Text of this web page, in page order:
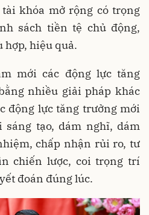
khóa mở rộng có trọng
sách tiền tệ chủ động,
hiệu quả.
mới các động lực tăng
nhiều giải pháp khác
động lực tăng trưởng mới
tạo, dám nghĩ, dám
chấp nhận rủi ro, tư
chiến lược, coi trọng trí
đoán đúng lúc.